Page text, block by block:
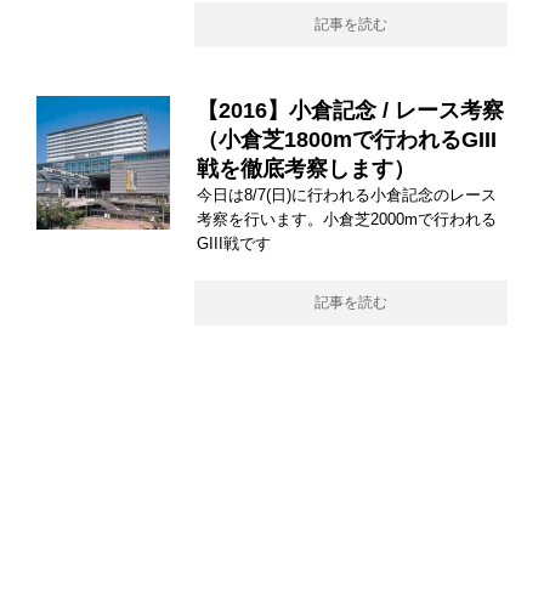
記事を読む
【2016】小倉記念 / レース考察
（小倉芝1800mで行われるGIII
戦を徹底考察します）
今日は8/7(日)に行われる小倉記念のレース
考察を行います。小倉芝2000mで行われる
GIII戦です
記事を読む